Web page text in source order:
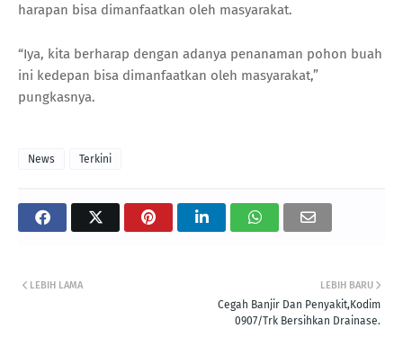
harapan bisa dimanfaatkan oleh masyarakat.
“Iya, kita berharap dengan adanya penanaman pohon buah
ini kedepan bisa dimanfaatkan oleh masyarakat,”
pungkasnya.
News Terkini
LEBIH BARU
Cegah Banjir Dan Penyakit,Kodim
0907/Trk Bersihkan Drainase.
LEBIH LAMA